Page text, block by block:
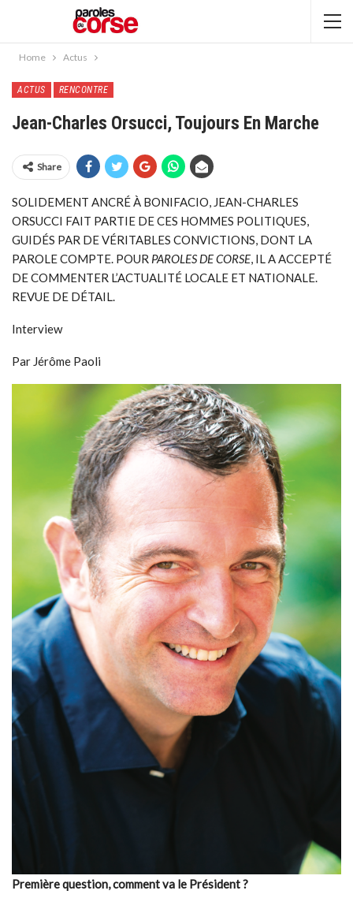
Home Actus
ACTUS RENCONTRE
Jean-Charles Orsucci, Toujours En Marche
Share
SOLIDEMENT ANCRÉ À BONIFACIO, JEAN-CHARLES
ORSUCCI FAIT PARTIE DE CES HOMMES POLITIQUES,
GUIDÉS PAR DE VÉRITABLES CONVICTIONS, DONT LA
PAROLE COMPTE. POUR PAROLES DE CORSE, IL A ACCEPTÉ
DE COMMENTER L’ACTUALITÉ LOCALE ET NATIONALE.
REVUE DE DÉTAIL.
Interview
Par Jérôme Paoli
Première question, comment va le Président?